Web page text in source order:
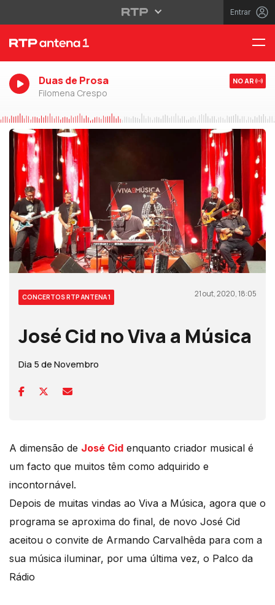
Entrar
Duas de Prosa
Filomena Crespo
NO AR
CONCERTOS RTP ANTENA 1 21 out, 2020, 18:05
José Cid no Viva a Música
Dia 5 de Novembro
A dimensão de José Cid enquanto criador musical é
um facto que muitos têm como adquirido e
incontornável.
Depois de muitas vindas ao Viva a Música, agora que o
programa se aproxima do final, de novo José Cid
aceitou o convite de Armando Carvalhêda para com a
sua música iluminar, por uma última vez, o Palco da
Rádio